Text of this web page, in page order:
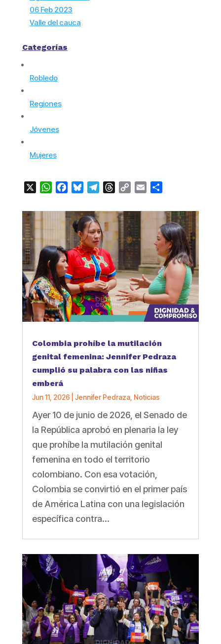
06 Feb 2023
Valle del cauca
Categorías
Robledo
Regiones
Jóvenes
Mujeres
WhatsApp
FacebookBlueskyTelegramThreads
Copy Email
Colombia prohíbe la mutilación
genital femenina: Jennifer Pedraza
cumplió su palabra con las niñas
emberá
Jun 11, 2026 Jennifer Pedraza, Noticias
Ayer 10 de junio de 2026, el Senado de
la República aprobó en plenaria la ley
que prohíbe la mutilación genital
femenina en todo el territorio
colombiano. Con esa votación,
Colombia se convirtió en el primer país
de América Latina con una legislación
específica contra...